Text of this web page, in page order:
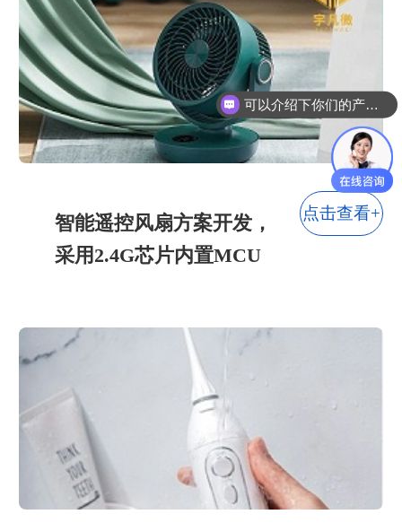
智能遥控风扇方案开发，
采用2.4G芯片内置MCU
点击查看+
可以介绍下你们的产品么？